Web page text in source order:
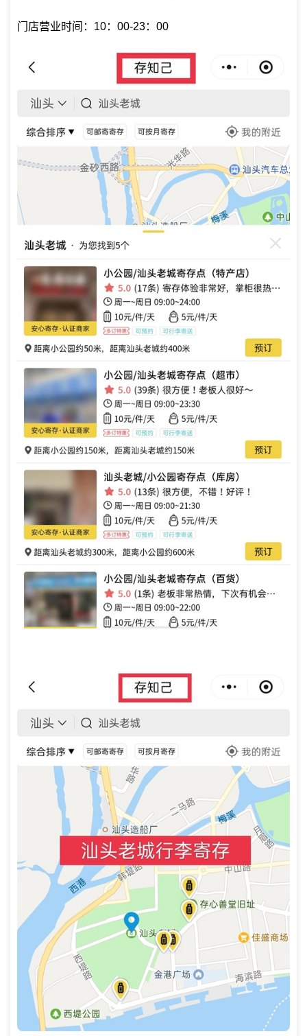
门店营业时间：10：00-23：00